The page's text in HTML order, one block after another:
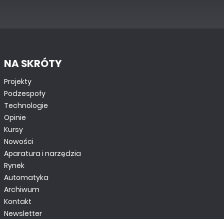
NA SKRÓTY
Projekty
Podzespoły
Technologie
Opinie
Kursy
Nowości
Aparatura i narzędzia
Rynek
Automatyka
Archiwum
Kontakt
Newsletter